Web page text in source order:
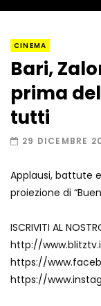
Il
un
e
CINEMA
Bari,
prima
tutti
29 DICEMBRE
Applausi, battute
proiezione di
ISCRIVITI AL
http://
https://
https://